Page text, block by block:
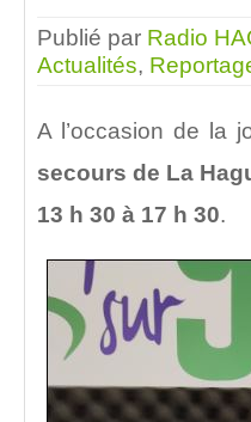
Publié par Radio
Actualités,
A l’occasion de la
secours de La
13 h 30 à 17 h 30.